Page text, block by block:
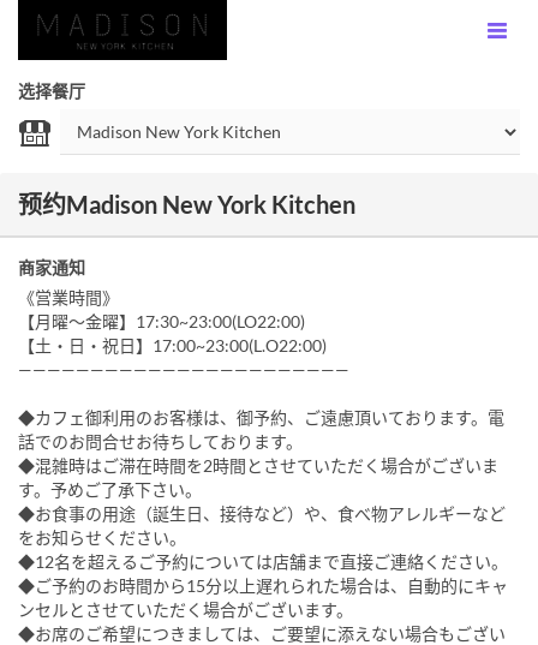
选择餐厅
预约Madison New York Kitchen
商家通知
《営業時間》
【月曜〜金曜】17:30~23:00(LO22:00)
【土・日・祝日】17:00~23:00(L.O22:00)
———————————————————————
◆カフェ御利用のお客様は、御予約、ご遠慮頂いております。電
話でのお問合せお待ちしております。
◆混雑時はご滞在時間を2時間とさせていただく場合がございま
す。予めご了承下さい。
◆お食事の用途（誕生日、接待など）や、食べ物アレルギーなど
をお知らせください。
◆12名を超えるご予約については店舗まで直接ご連絡ください。
◆ご予約のお時間から15分以上遅れられた場合は、自動的にキャ
ンセルとさせていただく場合がございます。
◆お席のご希望につきましては、ご要望に添えない場合もござい